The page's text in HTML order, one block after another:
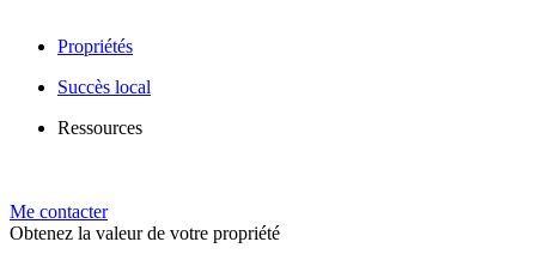
Propriétés
Succès local
Ressources
Me contacter
Obtenez la valeur de votre propriété